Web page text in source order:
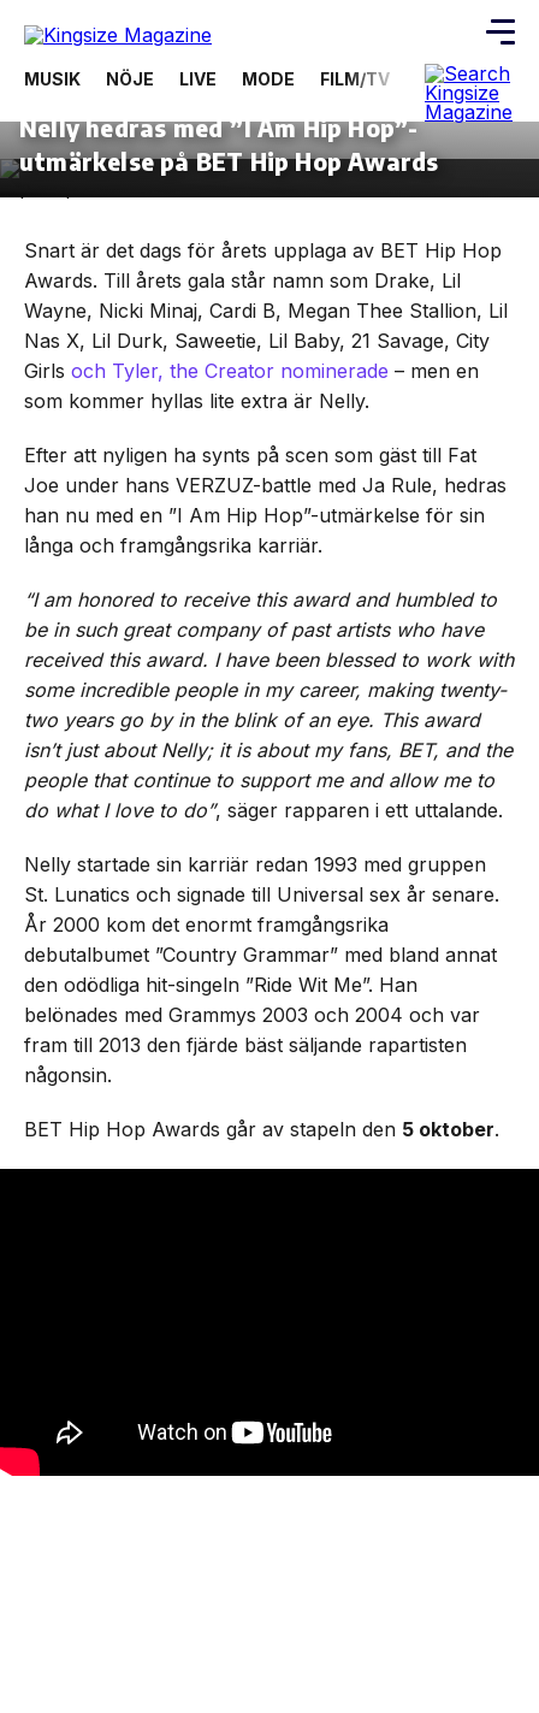
Skip
the
MUSIK NÖJE LIVE MODE FILM/TV VIDEOS
22 september, 2021
Nelly hedras med ”I Am Hip Hop”-
utmärkelse på BET Hip Hop Awards
Snart är det dags för årets upplaga av BET Hip Hop
Awards. Till årets gala står namn som Drake, Lil
Wayne, Nicki Minaj, Cardi B, Megan Thee Stallion, Lil
Nas X, Lil Durk, Saweetie, Lil Baby, 21 Savage, City
Girls och Tyler, the Creator nominerade – men en
som kommer hyllas lite extra är Nelly.
Efter att nyligen ha synts på scen som gäst till Fat
Joe under hans VERZUZ-battle med Ja Rule, hedras
han nu med en ”I Am Hip Hop”-utmärkelse för sin
långa och framgångsrika karriär.
“I am honored to receive this award and humbled to
be in such great company of past artists who have
received this award. I have been blessed to work with
some incredible people in my career, making twenty-
two years go by in the blink of an eye. This award
isn’t just about Nelly; it is about my fans, BET, and the
people that continue to support me and allow me to
do what I love to do”, säger rapparen i ett uttalande.
Nelly startade sin karriär redan 1993 med gruppen
St. Lunatics och signade till Universal sex år senare.
År 2000 kom det enormt framgångsrika
debutalbumet ”Country Grammar” med bland annat
den odödliga hit-singeln ”Ride Wit Me”. Han
belönades med Grammys 2003 och 2004 och var
fram till 2013 den fjärde bäst säljande rapartisten
någonsin.
BET Hip Hop Awards går av stapeln den 5 oktober.